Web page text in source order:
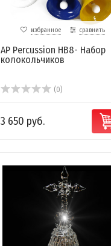
избранное сравнить
AP Percussion HB8- Набор
колокольчиков
(0)
3 650 руб.